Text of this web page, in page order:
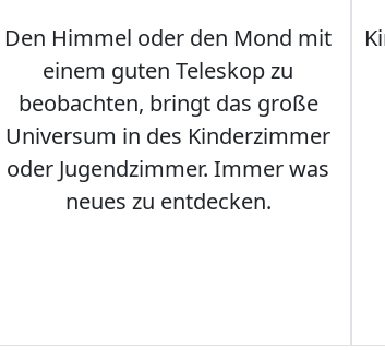
Den Himmel oder den Mond mit
einem guten Teleskop zu
beobachten, bringt das große
Universum in des Kinderzimmer
oder Jugendzimmer. Immer was
neues zu entdecken.